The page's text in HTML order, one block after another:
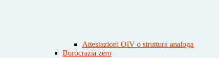
Attestazioni OIV o struttura analoga
Burocrazia zero